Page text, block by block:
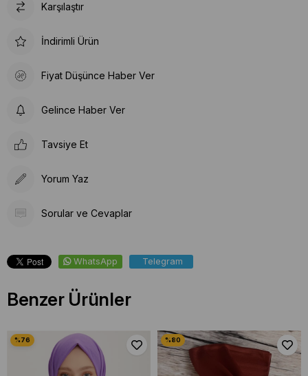
Karşılaştır
İndirimli Ürün
Fiyat Düşünce Haber Ver
Gelince Haber Ver
Tavsiye Et
Yorum Yaz
Sorular ve Cevaplar
WhatsApp Telegram
Benzer Ürünler